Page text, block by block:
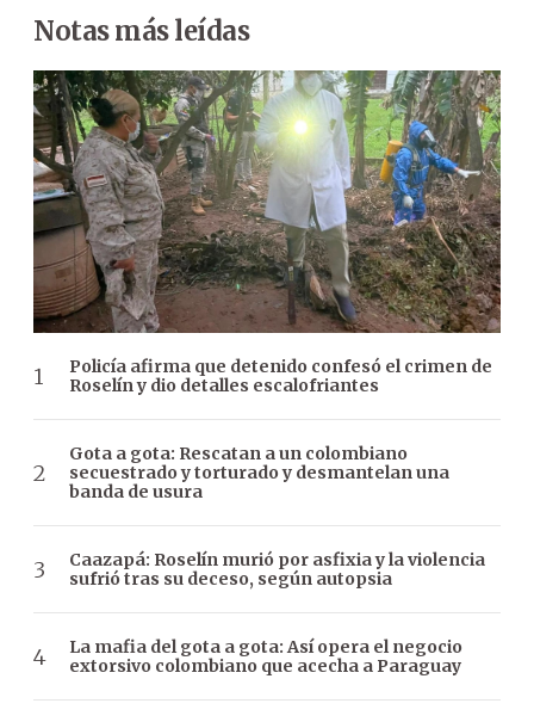
Notas más leídas
Policía afirma que detenido confesó el crimen de
Roselín y dio detalles escalofriantes
Gota a gota: Rescatan a un colombiano
secuestrado y torturado y desmantelan una
banda de usura
Caazapá: Roselín murió por asfixia y la violencia
sufrió tras su deceso, según autopsia
La mafia del gota a gota: Así opera el negocio
extorsivo colombiano que acecha a Paraguay